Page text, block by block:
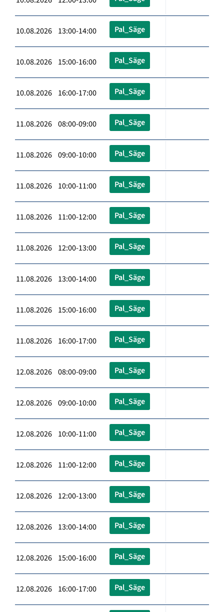
10.08.2026 13:00-14:00 Pal_Säge
10.08.2026 15:00-16:00 Pal_Säge
10.08.2026 16:00-17:00 Pal_Säge
11.08.2026 08:00-09:00 Pal_Säge
11.08.2026 09:00-10:00 Pal_Säge
11.08.2026 10:00-11:00 Pal_Säge
11.08.2026 11:00-12:00 Pal_Säge
11.08.2026 12:00-13:00 Pal_Säge
11.08.2026 13:00-14:00 Pal_Säge
11.08.2026 15:00-16:00 Pal_Säge
11.08.2026 16:00-17:00 Pal_Säge
12.08.2026 08:00-09:00 Pal_Säge
12.08.2026 09:00-10:00 Pal_Säge
12.08.2026 10:00-11:00 Pal_Säge
12.08.2026 11:00-12:00 Pal_Säge
12.08.2026 12:00-13:00 Pal_Säge
12.08.2026 13:00-14:00 Pal_Säge
12.08.2026 15:00-16:00 Pal_Säge
12.08.2026 16:00-17:00 Pal_Säge